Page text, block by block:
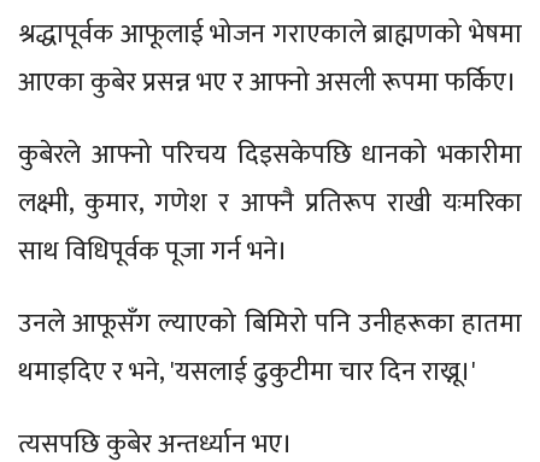
श्रद्धापूर्वक आफूलाई भोजन गराएकाले ब्राह्मणको भेषमा
आएका कुबेर प्रसन्न भए र आफ्नो असली रूपमा फर्किए।
कुबेरले आफ्नो परिचय दिइसकेपछि धानको भकारीमा
लक्ष्मी, कुमार, गणेश र आफ्नै प्रतिरूप राखी यःमरिका
साथ विधिपूर्वक पूजा गर्न भने।
उनले आफूसँग ल्याएको बिमिरो पनि उनीहरूका हातमा
थमाइदिए र भने, 'यसलाई ढुकुटीमा चार दिन राख्नू।'
त्यसपछि कुबेर अन्तर्ध्यान भए।